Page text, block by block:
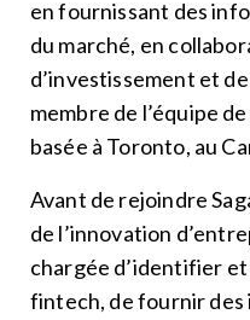
en fournissant des
du marché, en
d’investissement et
membre de l’équipe
basée à Toronto, au
Avant de rejoindre
de l’innovation
chargée d’identifier
fintech, de fournir des